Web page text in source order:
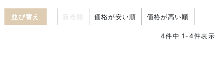
並び替え 価格が安い順 価格が高い順
4件中 1-4件表示